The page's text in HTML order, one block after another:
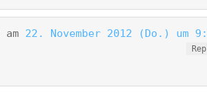
am 22. November 2012 (Do.) um